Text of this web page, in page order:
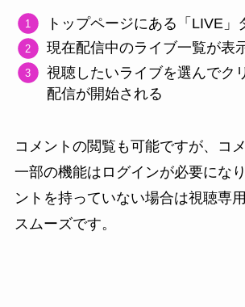
トップページにある「LIVE」
現在配信中のライブ一覧が表
視聴したいライブを選んでク
配信が開始される
コメントの閲覧も可能ですが、コ
一部の機能はログインが必要にな
ントを持っていない場合は視聴専
スムーズです。